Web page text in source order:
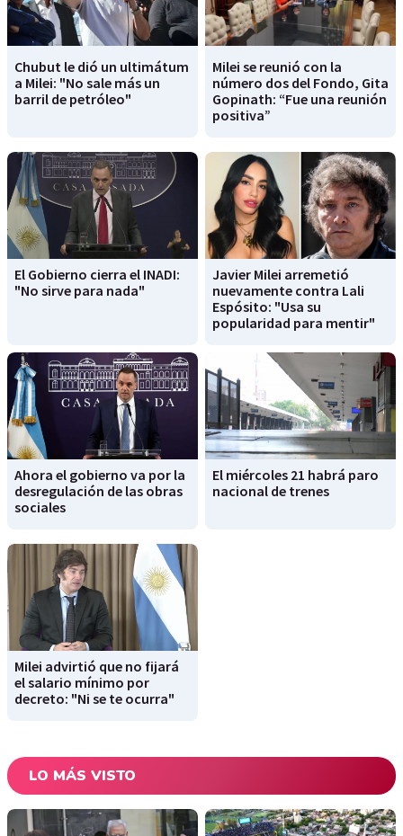
Chubut le dió un ultimátum
a Milei: "No sale más un
barril de petróleo"
Milei se reunió con la
número dos del Fondo, Gita
Gopinath: “Fue una reunión
positiva”
El Gobierno cierra el INADI:
"No sirve para nada"
Javier Milei arremetió
nuevamente contra Lali
Espósito: "Usa su
popularidad para mentir"
Ahora el gobierno va por la
desregulación de las obras
sociales
El miércoles 21 habrá paro
nacional de trenes
Milei advirtió que no fijará
el salario mínimo por
decreto: "Ni se te ocurra"
LO MÁS VISTO